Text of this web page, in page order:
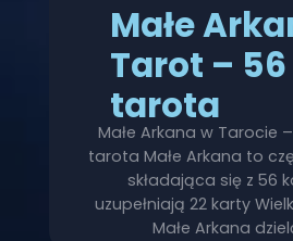
Małe
Tarot –
tarota
Małe Arkana w Tarocie
tarota Małe Arkana to
składająca się z 56
uzupełniają 22 karty
Małe Arkana